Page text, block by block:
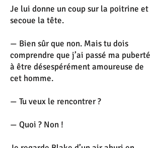
Je lui donne un coup sur la poitrine et
secoue la tête.
— Bien sûr que non. Mais tu dois
comprendre que j’ai passé ma puberté
à être désespérément amoureuse de
cet homme.
— Tu veux le rencontrer ?
— Quoi ? Non !